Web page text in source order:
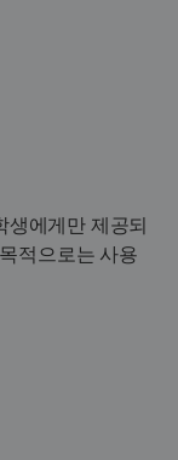
생에게만 제공되
적으로는 사용